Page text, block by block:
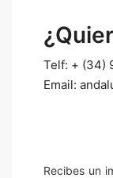
Telf: + (34)
Email:
Recibes un